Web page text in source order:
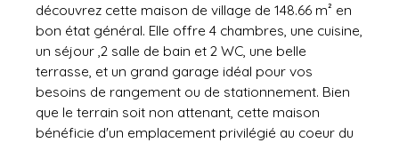
découvrez cette maison de village de 148.66 m² en
bon état général. Elle offre 4 chambres, une cuisine,
un séjour ,2 salle de bain et 2 WC, une belle
terrasse, et un grand garage idéal pour vos
besoins de rangement ou de stationnement. Bien
que le terrain soit non attenant, cette maison
bénéficie d'un emplacement privilégié au coeur du